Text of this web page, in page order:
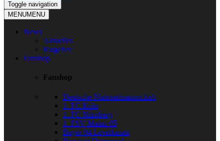
Toggle navigation
MENUMENU
News
Aktuelles
Ratgeber
Fanshop
Fanshop
Deutsche Nationalmannschaft
1. FC Köln
1. FC Nürnberg
1. FSV Mainz 05
Bayer 04 Leverkusen